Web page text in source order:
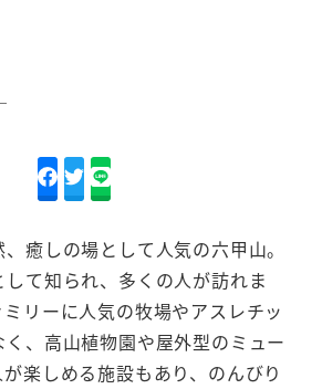
癒しの場として人気の六甲山。
て知られ、多くの人が訪れま
リーに人気の牧場やアスレチッ
、高山植物園や屋外型のミュー
楽しめる施設もあり、のんびり